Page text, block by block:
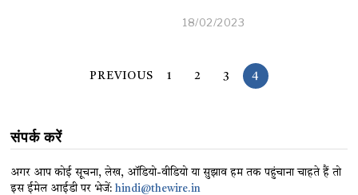
18/02/2023
PREVIOUS 1 2 3 4
संपर्क करें
अगर आप कोई सूचना, लेख, ऑडियो-वीडियो या सुझाव हम तक पहुंचाना चाहते हैं तो
इस ईमेल आईडी पर भेजें:hindi@thewire.in